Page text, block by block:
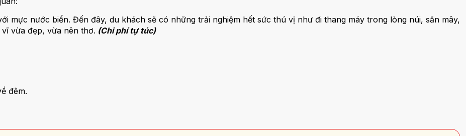
mực nước biển. Đến đây, du khách sẽ có những trải nghiệm hết sức thú vị như đi thang máy trong lòng núi, săn mây,
vừa đẹp, vừa nên thơ. (Chi phí tự túc)
đêm.